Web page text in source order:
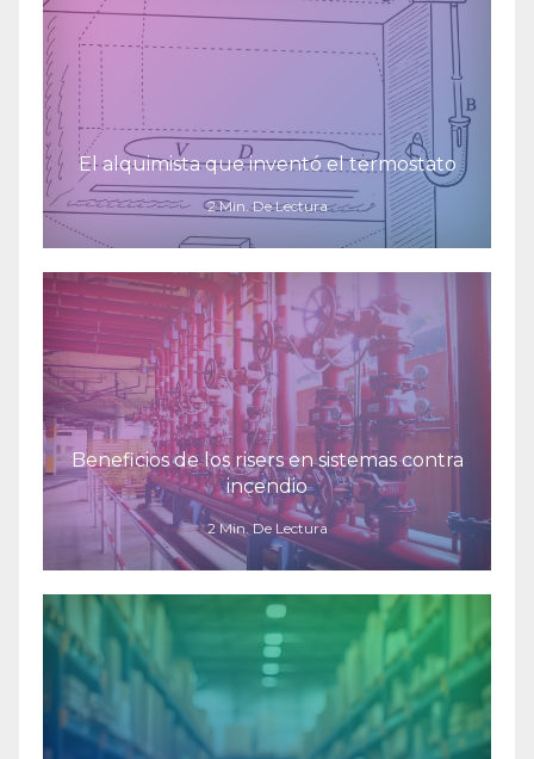
El alquimista que inventó el termostato
2 Min. De Lectura
Beneficios de los risers en sistemas contra
incendio
2 Min. De Lectura